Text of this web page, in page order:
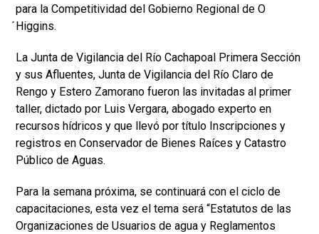
para la Competitividad del Gobierno Regional de O
́Higgins.
La Junta de Vigilancia del Río Cachapoal Primera Sección
y sus Afluentes, Junta de Vigilancia del Río Claro de
Rengo y Estero Zamorano fueron las invitadas al primer
taller, dictado por Luis Vergara, abogado experto en
recursos hídricos y que llevó por título Inscripciones y
registros en Conservador de Bienes Raíces y Catastro
Público de Aguas.
Para la semana próxima, se continuará con el ciclo de
capacitaciones, esta vez el tema será “Estatutos de las
Organizaciones de Usuarios de agua y Reglamentos